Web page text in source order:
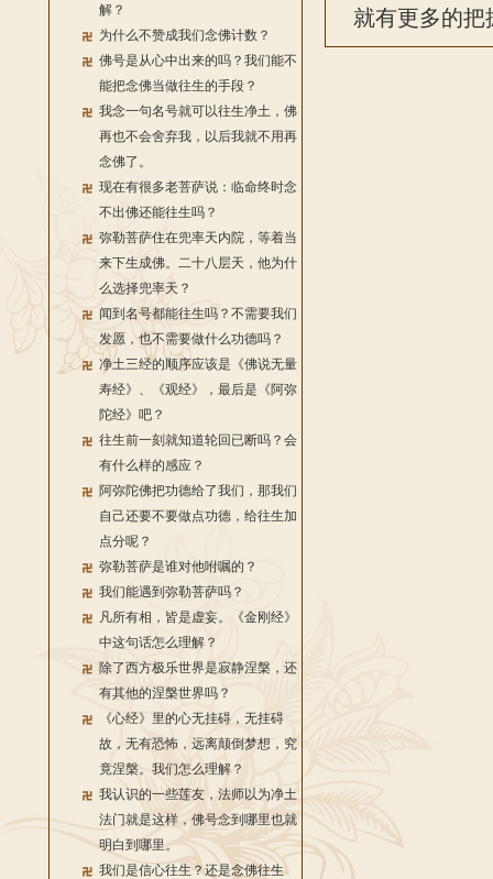
解？
为什么不赞成我们念佛计数？
佛号是从心中出来的吗？我们能不
能把念佛当做往生的手段？
我念一句名号就可以往生净土，佛
再也不会舍弃我，以后我就不用再
念佛了。
现在有很多老菩萨说：临命终时念
不出佛还能往生吗？
弥勒菩萨住在兜率天内院，等着当
来下生成佛。二十八层天，他为什
么选择兜率天？
闻到名号都能往生吗？不需要我们
发愿，也不需要做什么功德吗？
净土三经的顺序应该是《佛说无量
寿经》、《观经》，最后是《阿弥
陀经》吧？
往生前一刻就知道轮回已断吗？会
有什么样的感应？
阿弥陀佛把功德给了我们，那我们
自己还要不要做点功德，给往生加
点分呢？
弥勒菩萨是谁对他咐嘱的？
我们能遇到弥勒菩萨吗？
凡所有相，皆是虚妄。《金刚经》
中这句话怎么理解？
除了西方极乐世界是寂静涅槃，还
有其他的涅槃世界吗？
《心经》里的心无挂碍，无挂碍
故，无有恐怖，远离颠倒梦想，究
竟涅槃。我们怎么理解？
我认识的一些莲友，法师以为净土
法门就是这样，佛号念到哪里也就
明白到哪里。
我们是信心往生？还是念佛往生
就有更多的把